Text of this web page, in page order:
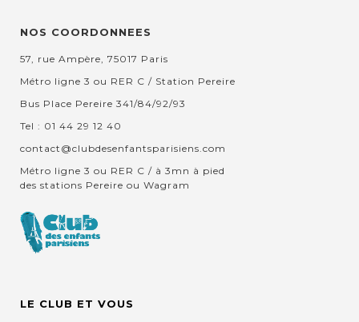
NOS COORDONNEES
57, rue Ampère, 75017 Paris
Métro ligne 3 ou RER C / Station Pereire
Bus Place Pereire 341/84/92/93
Tel : 01 44 29 12 40
contact@clubdesenfantsparisiens.com
Métro ligne 3 ou RER C / à 3mn à pied
des stations Pereire ou Wagram
LE CLUB ET VOUS